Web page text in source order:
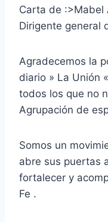
Carta de :>Mabel
Dirigente general
Agradecemos la
diario » La Unión
todos los que no
Agrupación de
Somos un
abre sus puertas
fortalecer y
Fe .